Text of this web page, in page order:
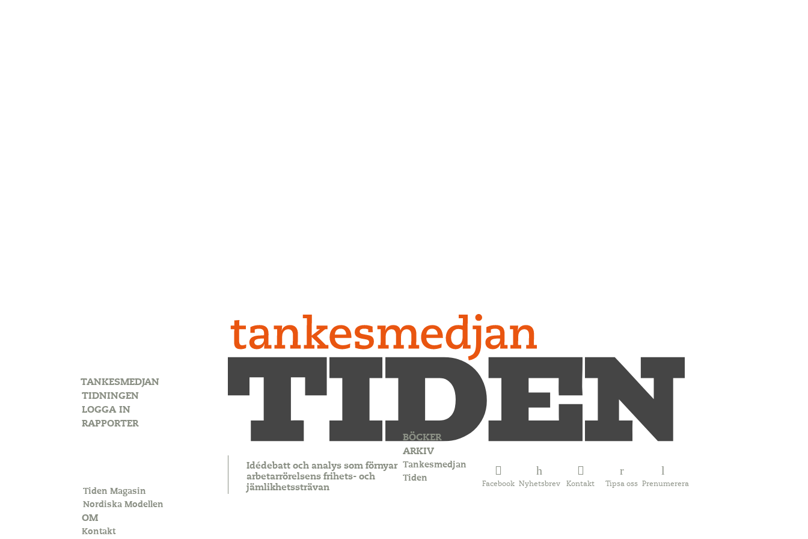
Idédebatt och analys som förnyar
arbetarrörelsens frihets- och
jämlikhetssträvan
Facebook Nyhetsbrev Kontakt Tipsa oss Prenumerera
TANKESMEDJAN
TIDNINGEN
LOGGA IN
RAPPORTER
BÖCKER
ARKIV
Tankesmedjan
Tiden
Tiden Magasin
Nordiska Modellen
OM
Kontakt